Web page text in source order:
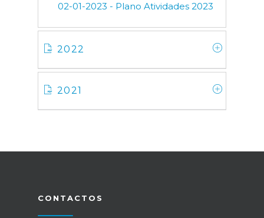
02-01-2023 - Plano Atividades 2023
2022
2021
CONTACTOS